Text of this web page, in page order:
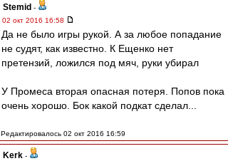
Stemid -
02 окт 2016 16:58
Да не было игры рукой. А за любое попадание
не судят, как известно. К Ещенко нет
претензий, ложился под мяч, руки убирал
У Промеса вторая опасная потеря. Попов пока
очень хорошо. Бок какой подкат сделал...
Редактировалось 02 окт 2016 16:59
Kerk -